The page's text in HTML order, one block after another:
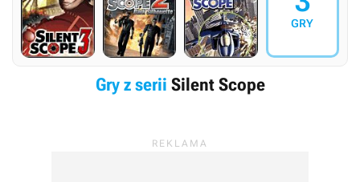
GRY
Gry z serii Silent Scope